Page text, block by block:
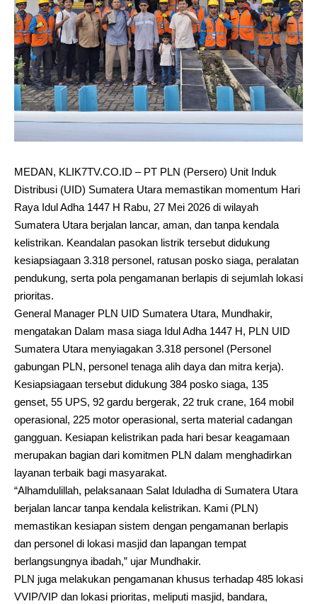
MEDAN, KLIK7TV.CO.ID – PT PLN (Persero) Unit Induk
Distribusi (UID) Sumatera Utara memastikan momentum Hari
Raya Idul Adha 1447 H Rabu, 27 Mei 2026 di wilayah
Sumatera Utara berjalan lancar, aman, dan tanpa kendala
kelistrikan. Keandalan pasokan listrik tersebut didukung
kesiapsiagaan 3.318 personel, ratusan posko siaga, peralatan
pendukung, serta pola pengamanan berlapis di sejumlah lokasi
prioritas.
General Manager PLN UID Sumatera Utara, Mundhakir,
mengatakan Dalam masa siaga Idul Adha 1447 H, PLN UID
Sumatera Utara menyiagakan 3.318 personel (Personel
gabungan PLN, personel tenaga alih daya dan mitra kerja).
Kesiapsiagaan tersebut didukung 384 posko siaga, 135
genset, 55 UPS, 92 gardu bergerak, 22 truk crane, 164 mobil
operasional, 225 motor operasional, serta material cadangan
gangguan. Kesiapan kelistrikan pada hari besar keagamaan
merupakan bagian dari komitmen PLN dalam menghadirkan
layanan terbaik bagi masyarakat.
“Alhamdulillah, pelaksanaan Salat Iduladha di Sumatera Utara
berjalan lancar tanpa kendala kelistrikan. Kami (PLN)
memastikan kesiapan sistem dengan pengamanan berlapis
dan personel di lokasi masjid dan lapangan tempat
berlangsungnya ibadah,” ujar Mundhakir.
PLN juga melakukan pengamanan khusus terhadap 485 lokasi
VVIP/VIP dan lokasi prioritas, meliputi masjid, bandara,